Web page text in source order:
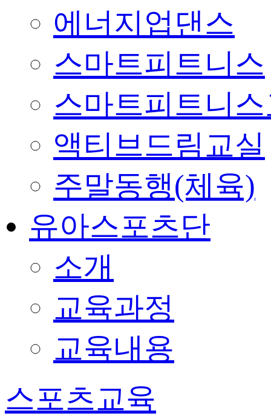
에너지업댄스
스마트피트니스
스마트피트니
액티브드림교실
주말동행(체육)
유아스포츠단
소개
교육과정
교육내용
스포츠교육